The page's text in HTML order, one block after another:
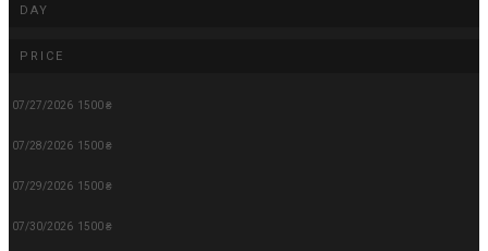
DAY
PRICE
07/27/2026 1500 ₴
07/28/2026 1500 ₴
07/29/2026 1500 ₴
07/30/2026 1500 ₴